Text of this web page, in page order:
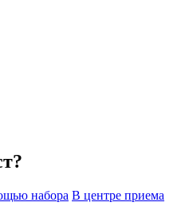
набора В центре приема